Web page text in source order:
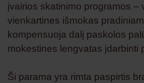
įvairios skatinimo programos –
vienkartines išmokas
kompensuoja dalį paskolos
mokestines lengvatas įdarbinti
Ši parama yra rimta paspirtis